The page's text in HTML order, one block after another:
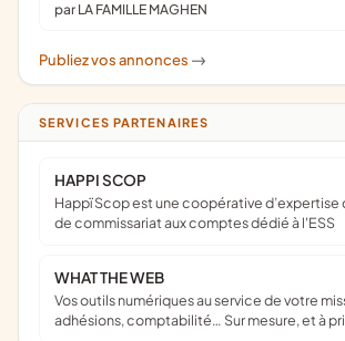
par LA FAMILLE MAGHEN
Publiez vos annonces ->
SERVICES PARTENAIRES
HAPPI SCOP
Happï Scop est une coopérative d’expertise comptable &
de commissariat aux comptes dédié à l'ESS
WHAT THE WEB
Vos outils numériques au service de votre mission : site web,
adhésions, comptabilité… Sur mesure, et à